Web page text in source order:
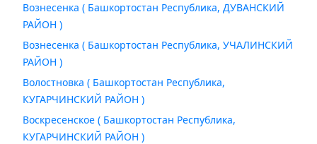
Вознесенка ( Башкортостан Республика, ДУВАНСКИЙ
РАЙОН )
Вознесенка ( Башкортостан Республика, УЧАЛИНСКИЙ
РАЙОН )
Волостновка ( Башкортостан Республика,
КУГАРЧИНСКИЙ РАЙОН )
Воскресенское ( Башкортостан Республика,
КУГАРЧИНСКИЙ РАЙОН )